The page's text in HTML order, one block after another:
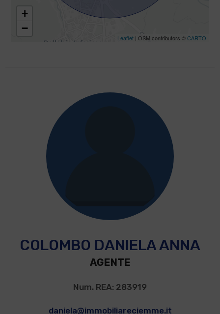
+
−
Leaflet | OSM contributors ©CARTO
COLOMBO DANIELA ANNA
AGENTE
Num. REA: 283919
daniela@immobiliareciemme.it